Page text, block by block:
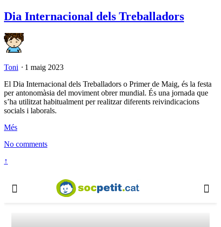
Dia Internacional dels Treballadors
Toni ⋅ 1 maig 2023
El Dia Internacional dels Treballadors o Primer de Maig, és la festa
per antonomàsia del moviment obrer mundial. És una jornada que
s’ha utilitzat habitualment per realitzar diferents reivindicacions
socials i laborals.
Més
No comments
↑